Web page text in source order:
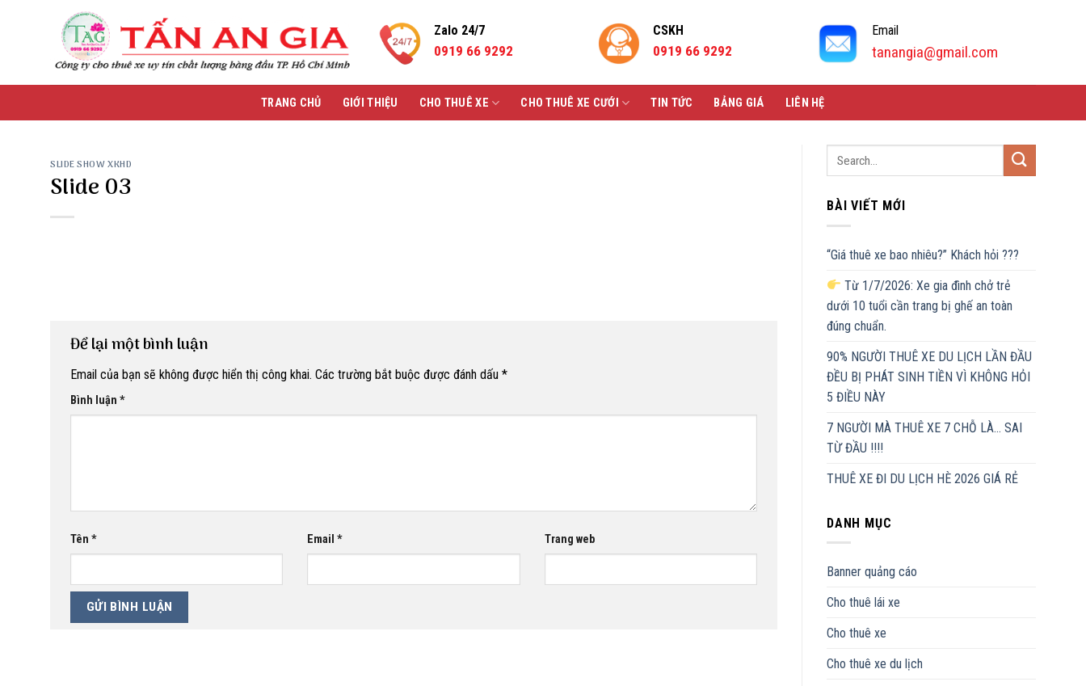
Zalo 24/7
0919 66 9292
CSKH
0919 66 9292
Email
tanangia@gmail.com
TRANG CHỦ GIỚI THIỆU CHO THUÊ XE CHO THUÊ XE CƯỚI TIN TỨC BẢNG GIÁ LIÊN HỆ
SLIDE SHOW XKHD
Slide 03
Để lại một bình luận
Email của bạn sẽ không được hiển thị công khai. Các trường bắt buộc được đánh dấu *
Bình luận *
Tên * Email* Trang web
BÀI VIẾT MỚI
“Giá thuê xe bao nhiêu?” Khách hỏi ???
Từ 1/7/2026: Xe gia đình chở trẻ
dưới 10 tuổi cần trang bị ghế an toàn
đúng chuẩn.
90% NGƯỜI THUÊ XE DU LỊCH LẦN ĐẦU
ĐỀU BỊ PHÁT SINH TIỀN VÌ KHÔNG HỎI
5 ĐIỀU NÀY
7 NGƯỜI MÀ THUÊ XE 7 CHỖ LÀ… SAI
TỪ ĐẦU !!!!
THUÊ XE ĐI DU LỊCH HÈ 2026 GIÁ RẺ
DANH MỤC
Banner quảng cáo
Cho thuê lái xe
Cho thuê xe
Cho thuê xe du lịch